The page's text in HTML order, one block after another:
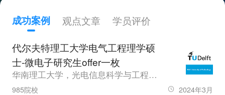
成功案例 观点文章
学员评价
代尔夫特理工大学电气工程理学硕
士-微电子研究生offer一枚
华南理工大学，光电信息科学与工程，大四，GPA87，雅思7，GRE319
985院校 2024年3月